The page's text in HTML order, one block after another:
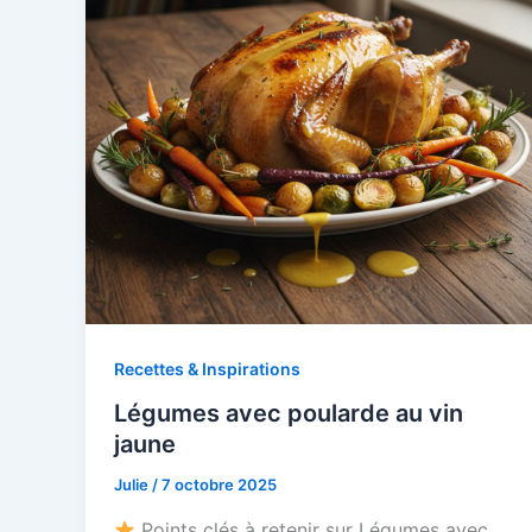
Recettes & Inspirations
Légumes avec poularde au vin
jaune
Julie/7 octobre 2025